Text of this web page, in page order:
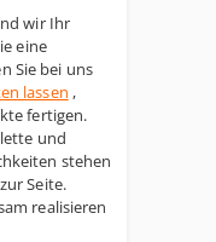
wir Ihr
eine
Sie bei uns
lassen ,
fertigen.
und
stehen
Seite.
realisieren